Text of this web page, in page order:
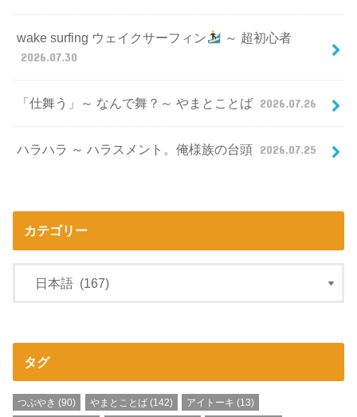
wake surfing ウェイクサーフィン
～ 超初心者
2026.07.30
「仕舞う」～ なんで舞？～ やまとことば 2026.07.26
ハラハラ ～ ハラスメント。俺様族の台頭 2026.07.25
カテゴリー
タグ
つぶやき (90) やまとことば(142) アイトーキ (13)